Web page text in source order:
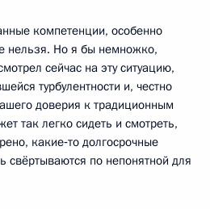
компетенции, особенно
нельзя. Но я бы немножко,
сейчас на эту ситуацию,
турбулентности и, честно
доверия к традиционным
так легко сидеть и смотреть,
какие‑то долгосрочные
свёртываются по непонятной для